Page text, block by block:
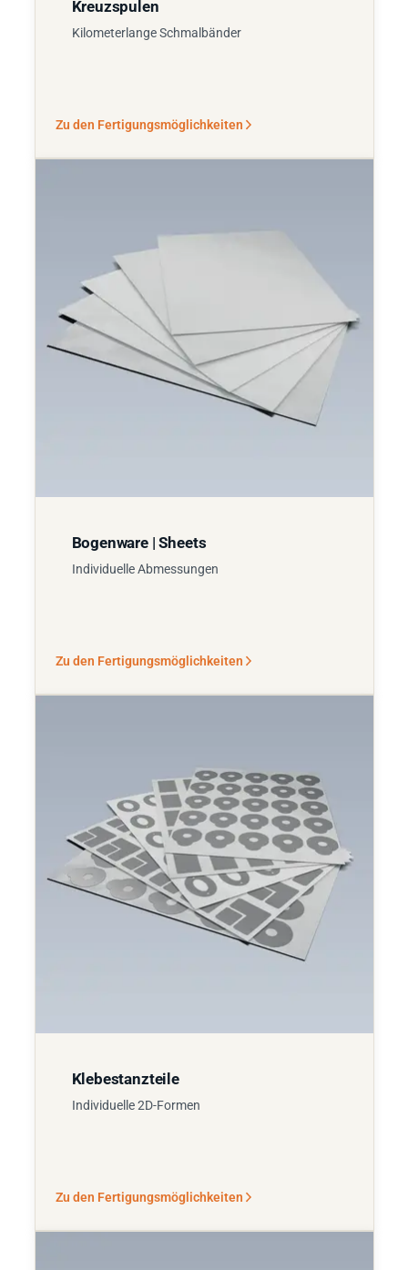
Kreuzspulen
Kilometerlange Schmalbänder
Zu den Fertigungsmöglichkeiten
Bogenware | Sheets
Individuelle Abmessungen
Zu den Fertigungsmöglichkeiten
Klebestanzteile
Individuelle 2D-Formen
Zu den Fertigungsmöglichkeiten